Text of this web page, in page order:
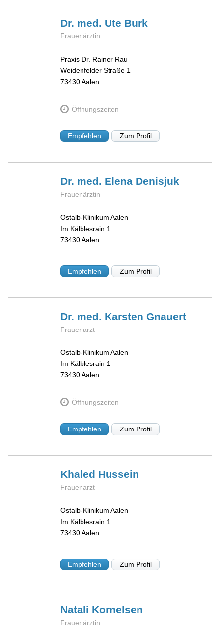
Dr. med. Ute Burk
Frauenärztin
Praxis Dr. Rainer Rau
Weidenfelder Straße 1
73430Aalen
Öffnungszeiten
Empfehlen Zum Profil
Dr. med. Elena Denisjuk
Frauenärztin
Ostalb-Klinikum Aalen
Im Kälblesrain 1
73430Aalen
Empfehlen Zum Profil
Dr. med. KarstenGnauert
Frauenarzt
Ostalb-Klinikum Aalen
Im Kälblesrain 1
73430Aalen
Öffnungszeiten
Empfehlen Zum Profil
Khaled Hussein
Frauenarzt
Ostalb-Klinikum Aalen
Im Kälblesrain 1
73430Aalen
Empfehlen Zum Profil
Natali Kornelsen
Frauenärztin